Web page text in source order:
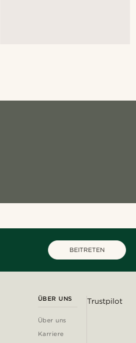
BEITRETEN
ÜBER UNS
Über uns
Karriere
Trustpilot